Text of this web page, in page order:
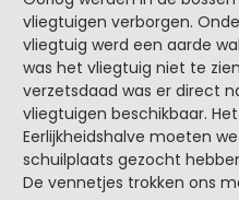
vliegtuigen verborgen.
vliegtuig werd een aarde
was het vliegtuig niet te
verzetsdaad was er direct
vliegtuigen beschikbaar.
Eerlijkheidshalve moeten
schuilplaats gezocht
De vennetjes trokken ons